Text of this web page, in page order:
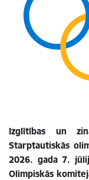
Izglītības un
Starptautiskās
2026. gada 7.
Olimpiskās